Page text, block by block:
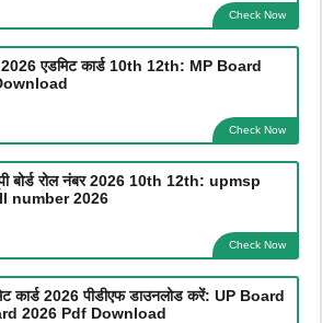
Check Now
2026 एडमिट कार्ड 10th 12th: MP Board
Check Now
बोर्ड रोल नंबर 2026 10th 12th: upmsp
number 2026
Check Now
कार्ड 2026 पीडीएफ डाउनलोड करें: UP Board
2026 Pdf Download